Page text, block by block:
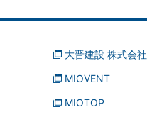
大晋建設 株式会社
MIOVENT
MIOTOP